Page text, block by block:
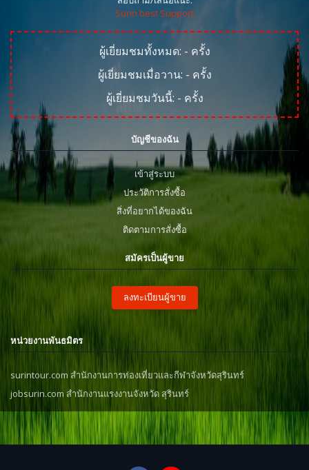
Surin best Support
ผู้เยี่ยมชมทั้งหมด: - ครั้ง
ผู้เยี่ยมชมเมื่อวาน: - ครั้ง
ผู้เยี่ยมชมวันนี้: - ครั้ง
บัญชีของฉัน
เข้าสู่ระบบ
ประวัติการสั่งซื้อ
สิ่งที่อยากได้ของฉัน
ติดตามการสั่งซื้อ
สมัครเป็นผู้ขาย
ลงทะเบียนผู้ขาย
หน่วยงานพันธมิตร
surintour.com สำนักงานการท่องเที่ยวและกีฬาจังหวัดสุรินทร์
jobsurin.com สำนักงานแรงงานจังหวัด สุรินทร์